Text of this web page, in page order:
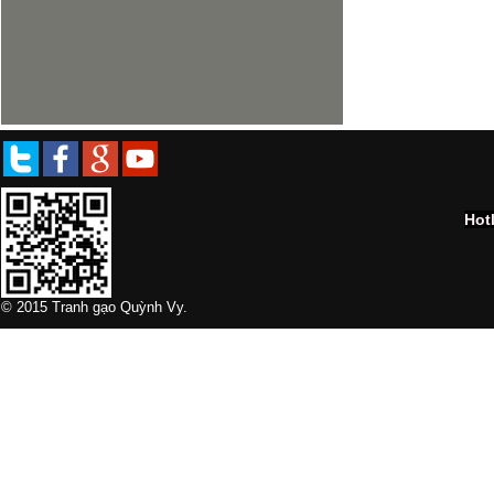
© 2015 Tranh gạo Quỳnh Vy.